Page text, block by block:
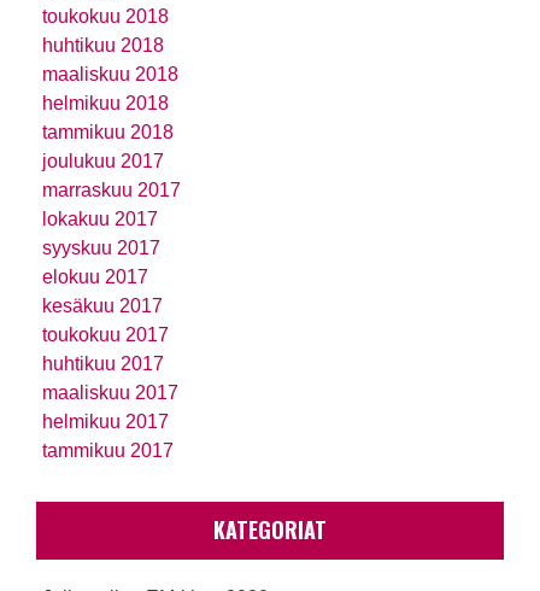
toukokuu 2018
huhtikuu 2018
maaliskuu 2018
helmikuu 2018
tammikuu 2018
joulukuu 2017
marraskuu 2017
lokakuu 2017
syyskuu 2017
elokuu 2017
kesäkuu 2017
toukokuu 2017
huhtikuu 2017
maaliskuu 2017
helmikuu 2017
tammikuu 2017
KATEGORIAT